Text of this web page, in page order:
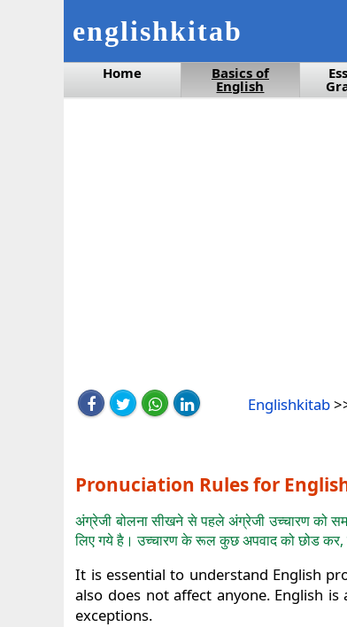
englishkitab
Home Basics of
English
Englishkitab
Pronuciation Rules for
अंग्रेजी बोलना सीखने से पहले अंग्रेजी उच्चारण को
लिए गये है। उच्चारण के रूल कुछ अपवाद को छोड कर,
It is essential to understand English
also does not affect anyone. English
exceptions.